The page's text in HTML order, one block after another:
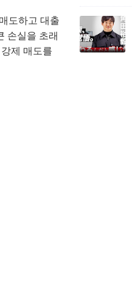
도하고 대출
손실을 초래
제 매도를